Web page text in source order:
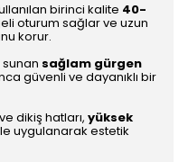
birinci kalite 40-
oturum sağlar ve uzun
korur.
sunan sağlam gürgen
güvenli ve dayanıklı bir
dikiş hatları, yüksek
uygulanarak estetik